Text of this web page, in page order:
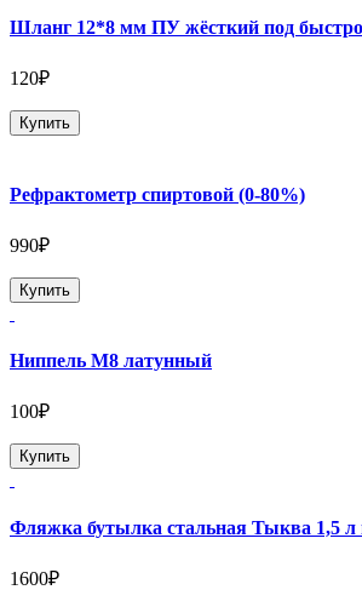
Шланг 12*8 мм ПУ жёсткий под
120₽
Купить
Рефрактометр спиртовой (0-80%)
990₽
Купить
Ниппель М8 латунный
100₽
Купить
Фляжка бутылка стальная Тыква 1,5 л
1600₽